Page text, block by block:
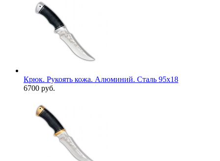
Крюк. Рукоять кожа. Алюминий. Сталь 95х18
6700 руб.